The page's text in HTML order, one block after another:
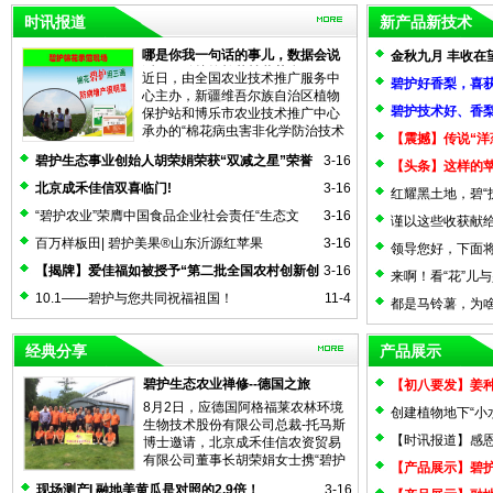
时讯报道
哪是你我一句话的事儿，数据会说
话！（碧护抗棉花枯黄萎病）
近日，由全国农业技术推广服务中
心主办，新疆维吾尔族自治区植物
保护站和博乐市农业技术推广中心
承办的“棉花病虫害非化学防治技术
3-16
碧护生态事业创始人胡荣娟荣获“双减之星”荣誉
称号
3-16
北京成禾佳信双喜临门!
3-16
“碧护农业”荣膺中国食品企业社会责任“生态文
明”奖
3-16
百万样板田| 碧护美果®山东沂源红苹果
3-16
【揭牌】爱佳福如被授予“第二批全国农村创新创
业实训基地”
11-4
10.1——碧护与您共同祝福祖国！
新产品新技术
金秋九月 丰收在
碧护好香梨，喜
碧护技术好、香
【震撼】传说“
吗？
【头条】这样的
红耀黑土地，碧“
谨以这些收获献
草剂篇）
领导您好，下面
（葡萄篇）
来啊！看“花”儿
都是马铃薯，为
经典分享
碧护生态农业禅修--德国之旅
8月2日，应德国阿格福莱农林环境
生物技术股份有限公司总裁-托马斯
博士邀请，北京成禾佳信农资贸易
有限公司董事长胡荣娟女士携“碧护
3-16
现场测产I 融地美黄瓜是对照的2.9倍！
产品展示
【初八要发】姜
创建植物地下“
研究简报
【时讯报道】感
【产品展示】碧